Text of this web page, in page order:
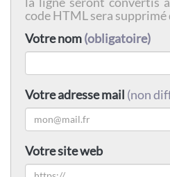
code HTML sera supprimé
Votre nom(obligatoire)
Votre adresse mail (non
Votre site web